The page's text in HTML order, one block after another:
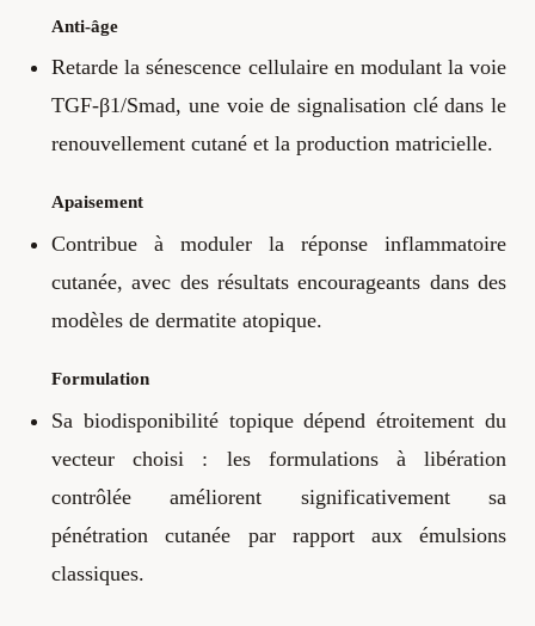
Anti-âge
Retarde la sénescence cellulaire en modulant la voie
TGF-β1/Smad, une voie de signalisation clé dans le
renouvellement cutané et la production matricielle.
Apaisement
Contribue à moduler la réponse inflammatoire
cutanée, avec des résultats encourageants dans des
modèles de dermatite atopique.
Formulation
Sa biodisponibilité topique dépend étroitement du
vecteur choisi : les formulations à libération
contrôlée améliorent significativement sa
pénétration cutanée par rapport aux émulsions
classiques.